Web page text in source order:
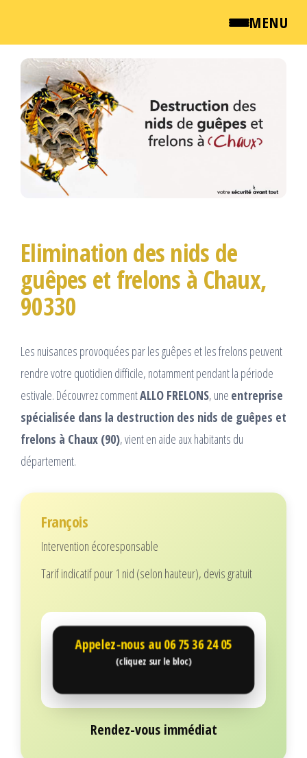
MENU
QUI SOMMES NOUS ?
NEWSROOM
TARIFS
ENGLISH
Passer
contenu
Elimination des nids de
guêpes et frelons à Chaux,
90330
Les nuisances provoquées par les guêpes et les frelons peuvent
rendre votre quotidien difficile, notamment pendant la période
estivale. Découvrez commentALLO FRELONS, une entreprise
spécialisée dans la destruction des nids de guêpes et
frelons à Chaux (90), vient en aide aux habitants du
département.
François
Intervention écoresponsable
Tarif indicatif pour 1 nid (selon hauteur), devis gratuit
Appelez-nous au 06 75 36 24 05
(cliquez sur le bloc)
Rendez-vous immédiat